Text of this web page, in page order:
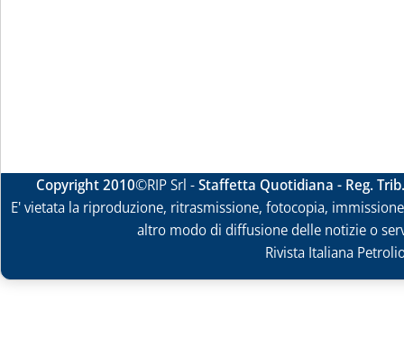
Copyright 2010©RIP Srl -Staffetta Quotidiana - Reg.
E' vietata la riproduzione, ritrasmissione, fotocopia,
altro modo di diffusione delle notizie o
Rivista Italiana